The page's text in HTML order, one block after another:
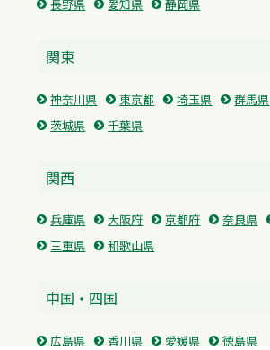
長野県
愛知県 静岡県
関東
神奈川県 東京都 埼玉県 群馬県
茨城県
千葉県
関西
兵庫県 大阪府 京都府 奈良県
三重県
和歌山県
中国・四国
広島県 香川県 愛媛県 徳島県